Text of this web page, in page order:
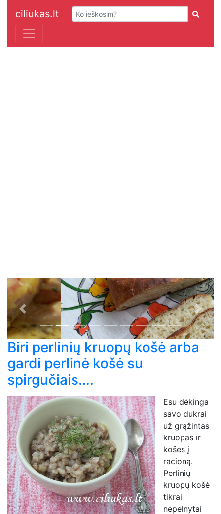
ciliukas.lt
Previous Next
Biri perlinių kruopų košė arba
gardi perlinė košė su
spirgučiais….
Esu dėkinga
savo dukrai
už grąžintas
kruopas ir
košes į
racioną.
Perlinių
kruopų košė
tikrai
nepelnytai